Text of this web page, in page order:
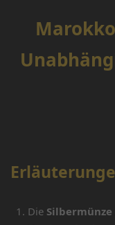
Die Silbermünze